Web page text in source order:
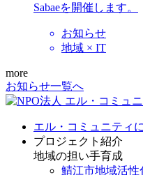
Sabaeを開催します。
お知らせ
地域 × IT
more
お知らせ一覧へ
エル・コミュニティ
プロジェクト紹介
地域の担い手育成
鯖江市地域活性